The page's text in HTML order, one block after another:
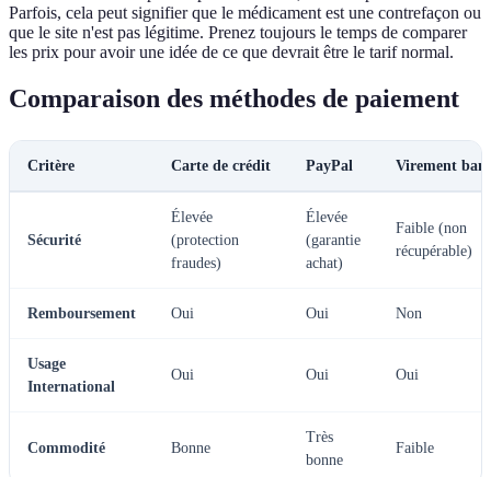
Parfois, cela peut signifier que le médicament est une contrefaçon ou
que le site n'est pas légitime. Prenez toujours le temps de comparer
les prix pour avoir une idée de ce que devrait être le tarif normal.
Comparaison des méthodes de paiement
Critère Carte de crédit PayPal Virement
Sécurité
Élevée
(protection
fraudes)
Élevée
(garantie
achat)
Faible (non
récupérable)
Remboursement Oui Oui Non
Usage
International
Oui Oui Oui
Commodité Bonne
Très
bonne
Faible